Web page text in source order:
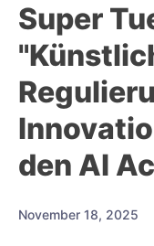
Super
den AI
November 18, 2025